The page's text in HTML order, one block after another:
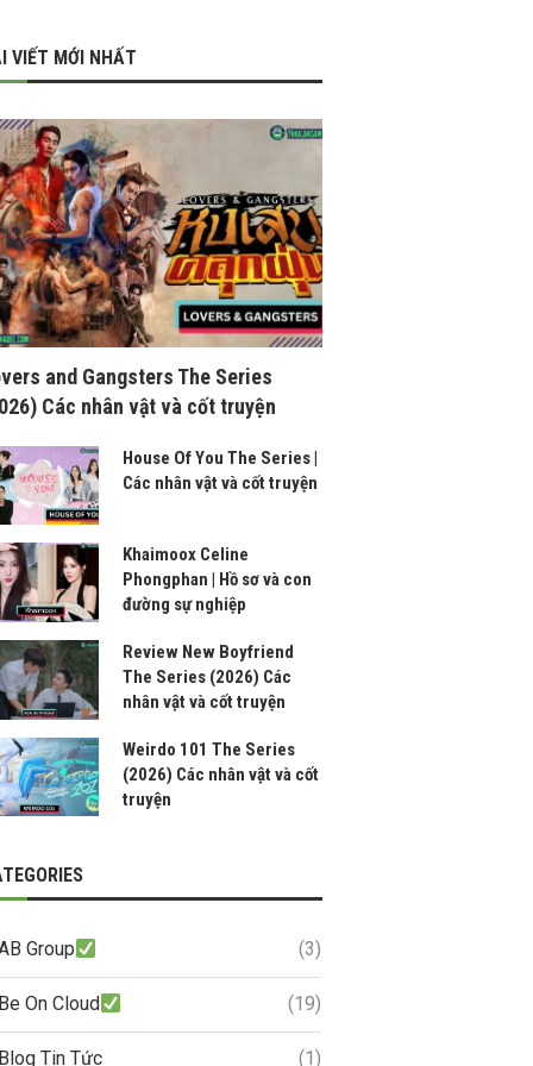
VIẾT MỚI NHẤT
and Gangsters The Series
Các nhân vật và cốt truyện
House Of You The Series |
Các nhân vật và cốt truyện
Khaimoox Celine
Phongphan | Hồ sơ và con
đường sự nghiệp
Review New Boyfriend
The Series (2026) Các
nhân vật và cốt truyện
Weirdo 101 The Series
(2026) Các nhân vật và cốt
truyện
Group (3)
On Cloud (19)
Tin Tức (1)